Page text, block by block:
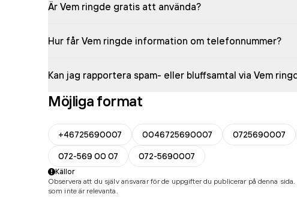
Är Vem ringde gratis att använda?
Hur får Vem ringde information om telefonnummer?
Kan jag rapportera spam- eller bluffsamtal via Vem
Möjliga format
+46725690007 0046725690007 0725690007
072-569 00 07
072-5690007
Källor
Observera att du själv ansvarar för de uppgifter du publicerar på denna
som inte är relevanta.